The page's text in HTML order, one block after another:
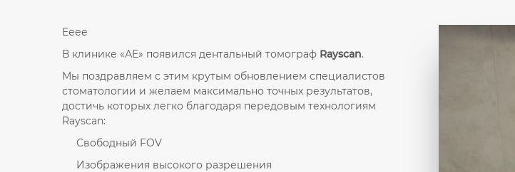
Ееее
В клинике «АЕ» появился дентальный томограф Rayscan.
Мы поздравляем с этим крутым обновлением специалистов
стоматологии и желаем максимально точных результатов,
достичь которых легко благодаря передовым технологиям
Rayscan:
Свободный FOV
Изображения высокого разрешения